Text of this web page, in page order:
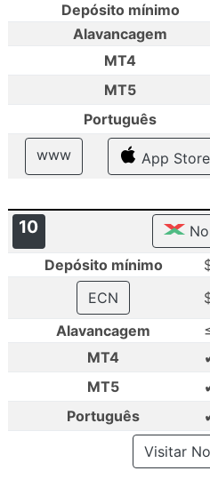
Depósito mínimo
Alavancagem
MT4
MT5
Português
www App Store
10
Depósito mínimo
ECN
Alavancagem
MT4
MT5
Português
Visitar